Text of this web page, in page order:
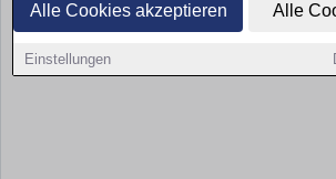
Alle Cookies akzeptieren Alle
Einstellungen